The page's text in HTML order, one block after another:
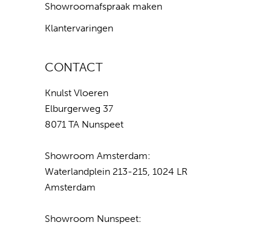
Showroomafspraak maken
Klantervaringen
CONTACT
Knulst Vloeren
Elburgerweg 37
8071 TA Nunspeet
Showroom Amsterdam:
Waterlandplein 213-215, 1024 LR
Amsterdam
Showroom Nunspeet: